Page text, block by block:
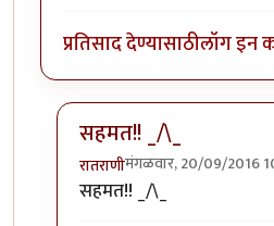
प्रतिसाद देण्यासाठीलॉग इन
सहमत!! _/\_
रातराणीमंगळवार, 20/09/2016
In reply to
सहमत!! _/\_